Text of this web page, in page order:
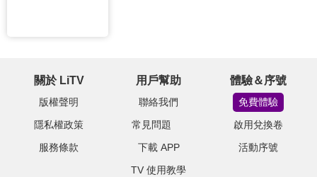
關於 LiTV
版權聲明
隱私權政策
服務條款
用戶幫助
聯絡我們
常見問題
下載 APP
TV 使用教學
體驗＆序號
免費體驗
啟用兌換卷
活動序號